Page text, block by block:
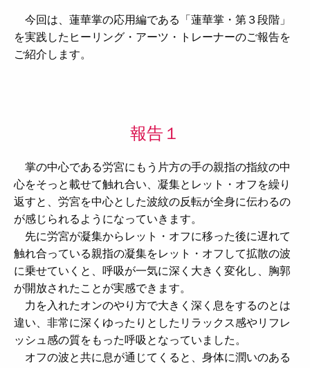
今回は、蓮華掌の応用編である「蓮華掌・第３段階」
を実践したヒーリング・アーツ・トレーナーのご報告を
ご紹介します。
報告１
掌の中心である労宮にもう片方の手の親指の指紋の中
心をそっと載せて触れ合い、凝集とレット・オフを繰り
返すと、労宮を中心とした波紋の反転が全身に伝わるの
が感じられるようになっていきます。
先に労宮が凝集からレット・オフに移った後に遅れて
触れ合っている親指の凝集をレット・オフして拡散の波
に乗せていくと、呼吸が一気に深く大きく変化し、胸郭
が開放されたことが実感できます。
力を入れたオンのやり方で大きく深く息をするのとは
違い、非常に深くゆったりとしたリラックス感やリフレ
ッシュ感の質をもった呼吸となっていました。
オフの波と共に息が通じてくると、身体に潤いのある